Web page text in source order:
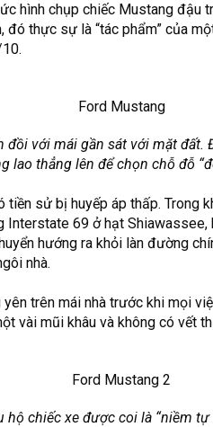
hình chụp chiếc Mustang đậu
đó thực sự là “tác phẩm” của
với mái gần sát với mặt đất.
lao thẳng lên để chọn chỗ đỗ
tiền sử bị huyếp áp thấp. Trong
Interstate 69 ở hạt
hướng ra khỏi làn đường
nhà.
trên mái nhà trước khi mọi
vài mũi khâu và không có vết
hộ chiếc xe được coi là “niềm tự